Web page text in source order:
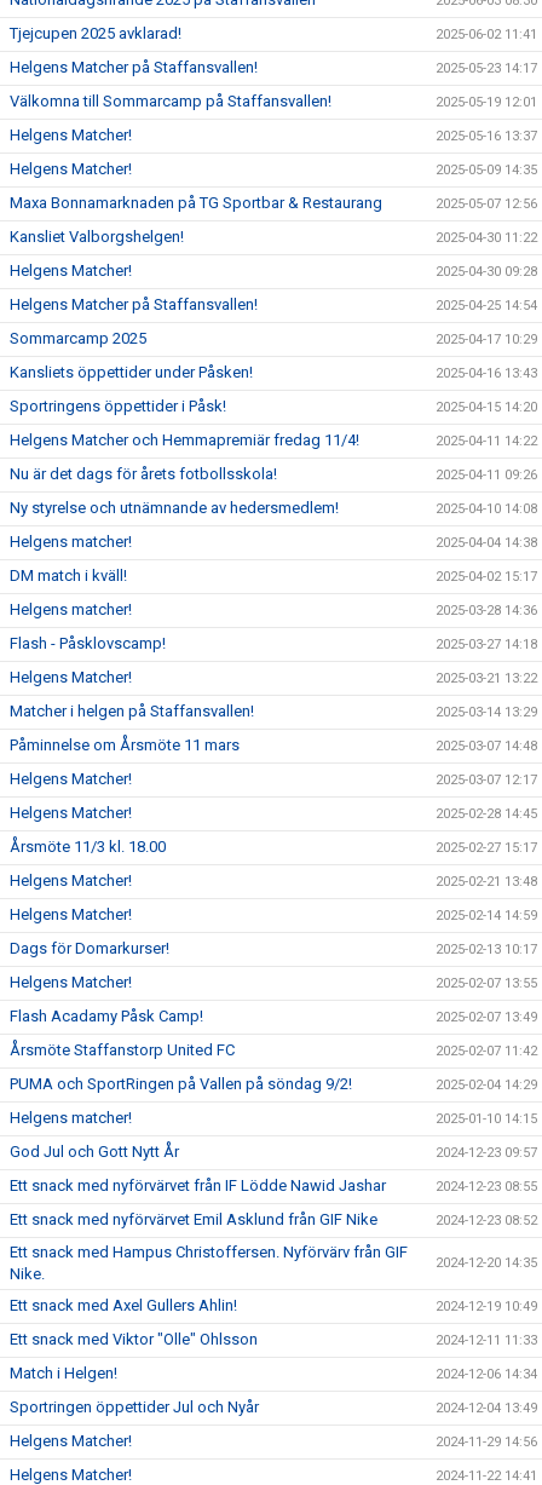
Tjejcupen 2025 avklarad! 2025-06-02 11:41
Helgens Matcher på Staffansvallen! 2025-05-23 14:17
Välkomna till Sommarcamp på Staffansvallen! 2025-05-19 12:01
Helgens Matcher! 2025-05-16 13:37
Helgens Matcher! 2025-05-09 14:35
Maxa Bonnamarknaden på TG Sportbar & Restaurang 2025-05-07 12:56
Kansliet Valborgshelgen! 2025-04-30 11:22
Helgens Matcher! 2025-04-30 09:28
Helgens Matcher på Staffansvallen! 2025-04-25 14:54
Sommarcamp 2025 2025-04-17 10:29
Kansliets öppettider under Påsken! 2025-04-16 13:43
Sportringens öppettider i Påsk! 2025-04-15 14:20
Helgens Matcher och Hemmapremiär fredag 11/4! 2025-04-11 14:22
Nu är det dags för årets fotbollsskola! 2025-04-11 09:26
Ny styrelse och utnämnande av hedersmedlem! 2025-04-10 14:08
Helgens matcher! 2025-04-04 14:38
DM match i kväll! 2025-04-02 15:17
Helgens matcher! 2025-03-28 14:36
Flash - Påsklovscamp! 2025-03-27 14:18
Helgens Matcher! 2025-03-21 13:22
Matcher i helgen på Staffansvallen! 2025-03-14 13:29
Påminnelse om Årsmöte 11 mars 2025-03-07 14:48
Helgens Matcher! 2025-03-07 12:17
Helgens Matcher! 2025-02-28 14:45
Årsmöte 11/3 kl. 18.00 2025-02-27 15:17
Helgens Matcher! 2025-02-21 13:48
Helgens Matcher! 2025-02-14 14:59
Dags för Domarkurser! 2025-02-13 10:17
Helgens Matcher! 2025-02-07 13:55
Flash Acadamy Påsk Camp! 2025-02-07 13:49
Årsmöte Staffanstorp United FC 2025-02-07 11:42
PUMA och SportRingen på Vallen på söndag 9/2! 2025-02-04 14:29
Helgens matcher! 2025-01-10 14:15
God Jul och Gott Nytt År 2024-12-23 09:57
Ett snack med nyförvärvet från IF Lödde Nawid Jashar 2024-12-23 08:55
Ett snack med nyförvärvet Emil Asklund från GIF Nike 2024-12-23 08:52
Ett snack med Hampus Christoffersen. Nyförvärv från GIF
Nike.
2024-12-20 14:35
Ett snack med Axel Gullers Ahlin! 2024-12-19 10:49
Ett snack med Viktor "Olle" Ohlsson 2024-12-11 11:33
Match i Helgen! 2024-12-06 14:34
Sportringen öppettider Jul och Nyår 2024-12-04 13:49
Helgens Matcher! 2024-11-29 14:56
Helgens Matcher! 2024-11-22 14:41